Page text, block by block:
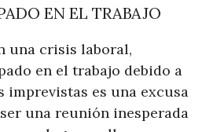
EN EL TRABAJO
una crisis laboral,
en el trabajo debido a
imprevistas es una excusa
una reunión inesperada